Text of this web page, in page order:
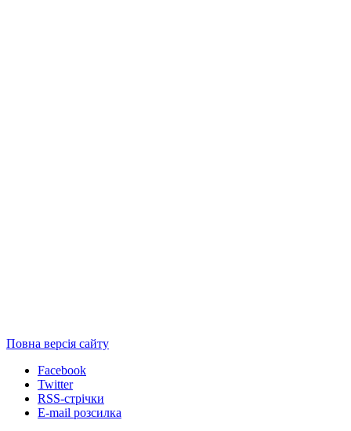
Повна версія сайту
Facebook
Twitter
RSS-стрічки
E-mail розсилка